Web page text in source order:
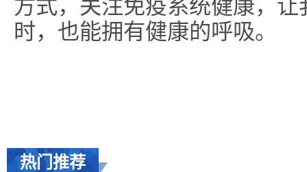
方式，关注免疫系统健康，
时，也能拥有健康的呼吸。
热门推荐